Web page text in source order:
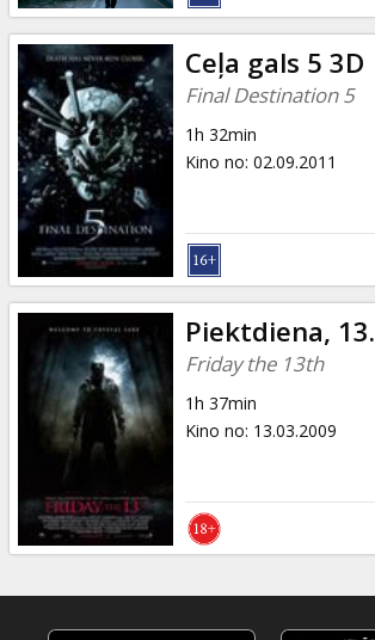
B2B
Kino
Klubs
Ceļa gals 5 3D
Final Destination 5
1h 32min
Kino no: 02.09.2011
Piektdiena, 13.
Friday the 13th
1h 37min
Kino no: 13.03.2009